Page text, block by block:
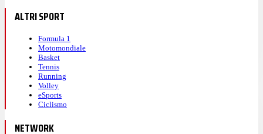
ALTRI SPORT
Formula 1
Motomondiale
Basket
Tennis
Running
Volley
eSports
Ciclismo
NETWORK